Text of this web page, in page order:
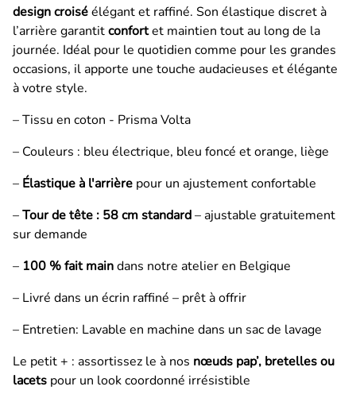
design croiséélégant et raffiné. Son élastique discret à
l’arrière garantitconfortet maintien tout au long de la
journée. Idéal pour le quotidien comme pour les grandes
occasions, il apporte une touche audacieuses et élégante
à votre style.
– Tissu en coton - Prisma Volta
– Couleurs : bleu électrique, bleu foncé et orange, liège
– Élastique à l'arrière pour un ajustement confortable
–Tour de tête : 58 cm standard– ajustable gratuitement
sur demande
– 100 % fait maindans notre atelier en Belgique
– Livré dans un écrin raffiné – prêt à offrir
– Entretien: Lavable en machine dans un sac de lavage
Le petit + : assortissez le à nos nœuds pap’, bretelles ou
lacets pour un look coordonné irrésistible